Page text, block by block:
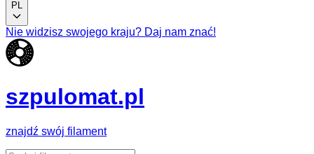
PL
Nie widzisz swojego kraju? Daj nam znać!
szpulomat.pl
znajdź swój filament